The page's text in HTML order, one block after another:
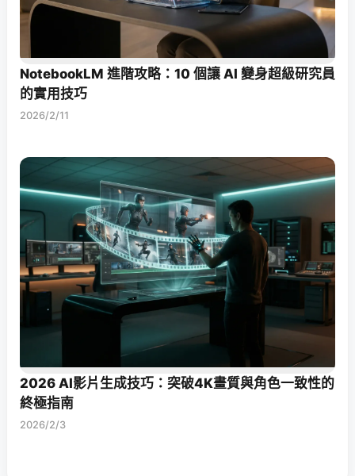
NotebookLM 進階攻略：10 個讓 AI 變身超級研究員
的實用技巧
2026/2/11
2026 AI影片生成技巧：突破4K畫質與角色一致性的
終極指南
2026/2/3